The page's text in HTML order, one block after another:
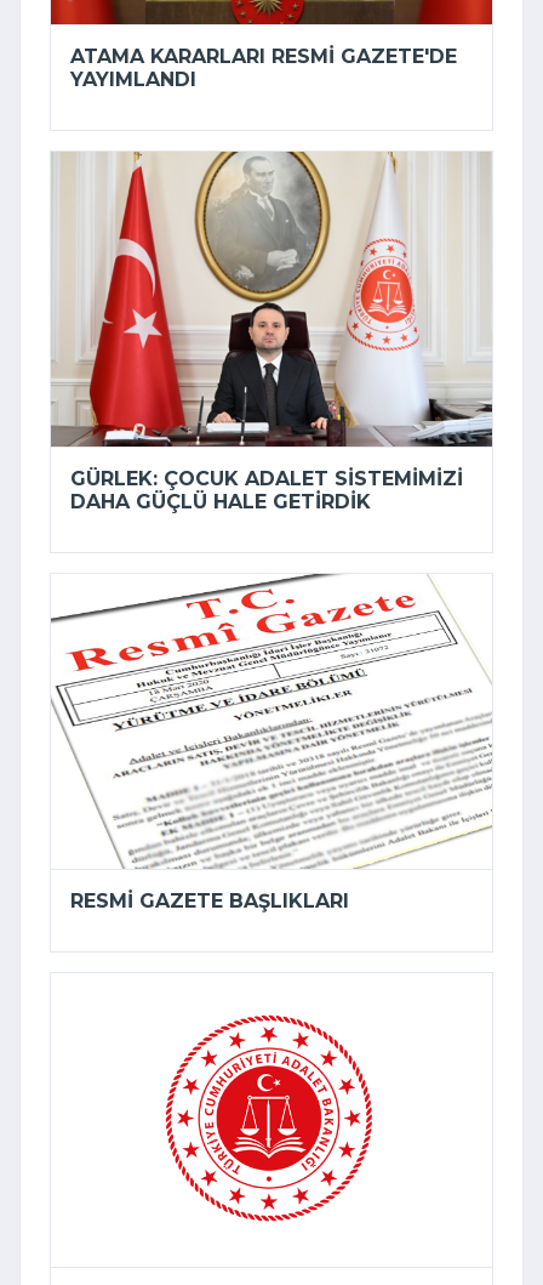
ATAMA KARARLARI RESMI GAZETE'DE
YAYIMLANDI
GÜRLEK: ÇOCUK ADALET SISTEMIMIZI
DAHA GÜÇLÜ HALE GETIRDIK
RESMI GAZETE BAŞLIKLARI